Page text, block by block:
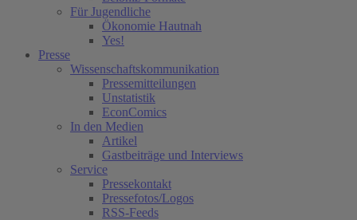
Für Jugendliche
Ökonomie Hautnah
Yes!
Presse
Wissenschaftskommunikation
Pressemitteilungen
Unstatistik
EconComics
In den Medien
Artikel
Gastbeiträge und Interviews
Service
Pressekontakt
Pressefotos/Logos
RSS-Feeds